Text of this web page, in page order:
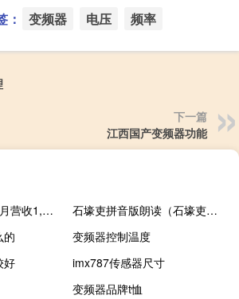
： 变频器 电压 频率
下一篇
江西国产变频器功能
长城汽车今年前9个月营收1,195.0亿元
石壕吏拼音版朗读（石壕吏拼音版）
的
变频器控制温度
好
imx787传感器尺寸
变频器品牌t恤